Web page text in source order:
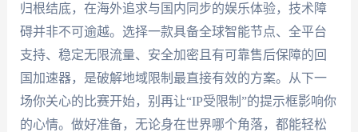
归根结底，在海外追求与国内同步的娱乐体验，技术障
碍并非不可逾越。选择一款具备全球智能节点、全平台
支持、稳定无限流量、安全加密且有可靠售后保障的回
国加速器，是破解地域限制最直接有效的方案。从下一
场你关心的比赛开始，别再让“IP受限制”的提示框影响你
的心情。做好准备，无论身在世界哪个角落，都能轻松